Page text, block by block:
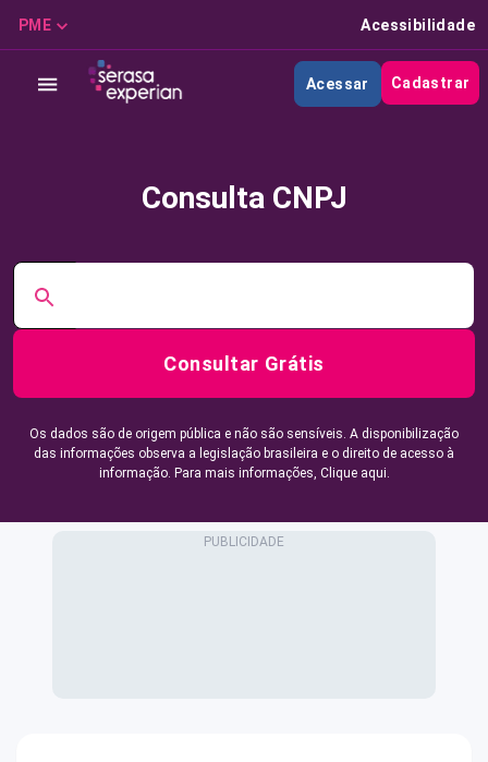
PME Acessibilidade
Acessar Cadastrar
Consulta CNPJ
Consultar Grátis
Os dados são de origem pública e não são sensíveis. A disponibilização
das informações observa a legislação brasileira e o direito de acesso à
informação. Para mais informações, Clique aqui.